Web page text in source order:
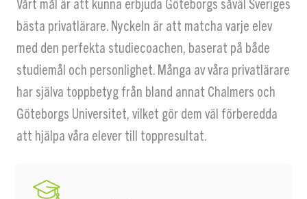
bästa privatlärare. Nyckeln är att matcha varje elev
med den perfekta studiecoachen, baserat på både
studiemål och personlighet. Många av våra privatlärare
har själva toppbetyg från bland annat Chalmers och
Göteborgs Universitet, vilket gör dem väl förberedda
att hjälpa våra elever till toppresultat.